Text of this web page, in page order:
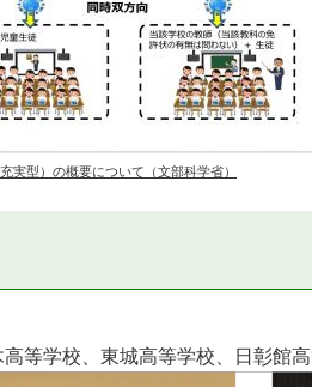
実型）の概要について​（文部科学省）
等学校、東城高等学校、日彰館